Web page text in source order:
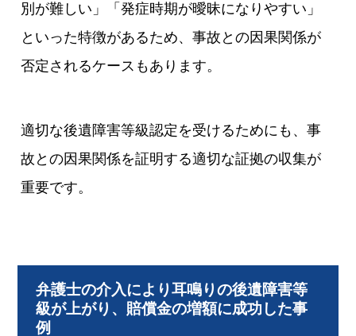
別が難しい」「発症時期が曖昧になりやすい」
といった特徴があるため、事故との因果関係が
否定されるケースもあります。
適切な後遺障害等級認定を受けるためにも、事
故との因果関係を証明する適切な証拠の収集が
重要です。
弁護士の介入により耳鳴りの後遺障害等
級が上がり、賠償金の増額に成功した事
例